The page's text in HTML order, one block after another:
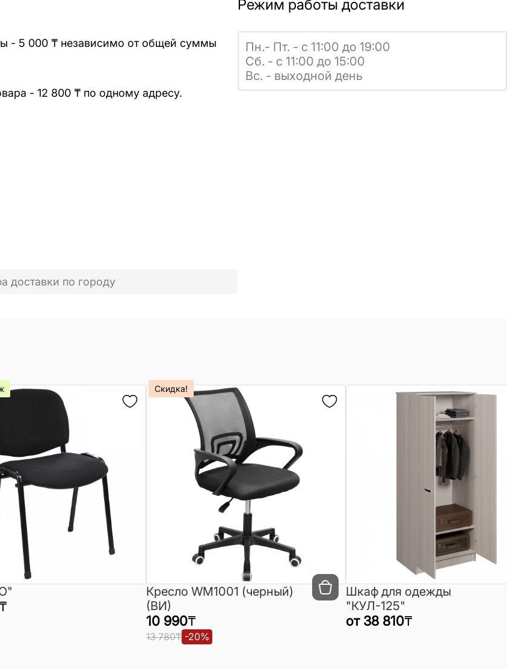
- 5 000 ₸ независимо от общей суммы
- 12 800 ₸ по одному адресу.
доставки по городу
Режим работы доставки
Пн.- Пт. - с 11:00 до 19:00
Сб. - с 11:00 до 15:00
Вс. - выходной день
Скидка!
Кресло WM1001 (черный)
(ВИ)
10 990₸
13 780₸ -20%
Шкаф для одежды
"КУЛ-125"
от 38 810₸